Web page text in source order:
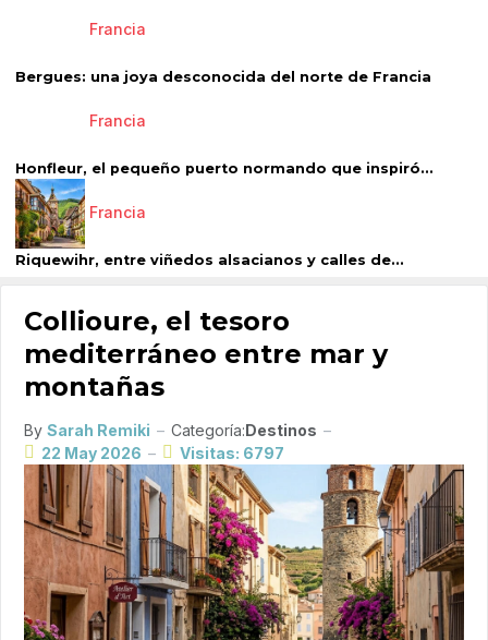
Francia
Bergues: una joya desconocida del norte de Francia
Francia
Honfleur, el pequeño puerto normando que inspiró...
Francia
Riquewihr, entre viñedos alsacianos y calles de...
Collioure, el tesoro
mediterráneo entre mar y
montañas
By Sarah Remiki Categoría:Destinos
22 May 2026
Visitas: 6797